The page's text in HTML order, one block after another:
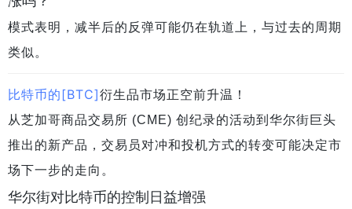
模式表明，减半后的反弹可能仍在轨道上，与过去的周期
类似。
比特币的[BTC]衍生品市场正空前升温！
从芝加哥商品交易所 (CME) 创纪录的活动到华尔街巨头
推出的新产品，交易员对冲和投机方式的转变可能决定市
场下一步的走向。
华尔街对比特币的控制日益增强